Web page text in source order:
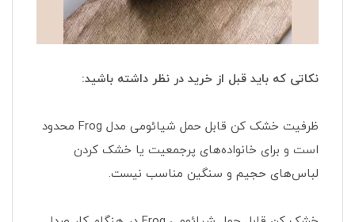
نکاتی که باید قبل از خرید در نظر داشته باشید:
ظرفیت خشک کن قابل حمل شیائومی مدل Frog محدود
است و برای خانواده‌های پرجمعیت یا خشک کردن
لباس‌های حجیم و سنگین مناسب نیست.